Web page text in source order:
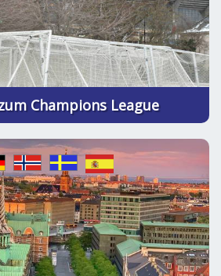
Champions League